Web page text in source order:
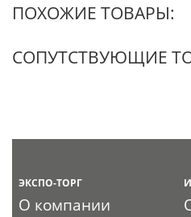
ПОХОЖИЕ ТОВАРЫ:
СОПУТСТВУЮЩИЕ
ЭКСПО-ТОРГ
О компании